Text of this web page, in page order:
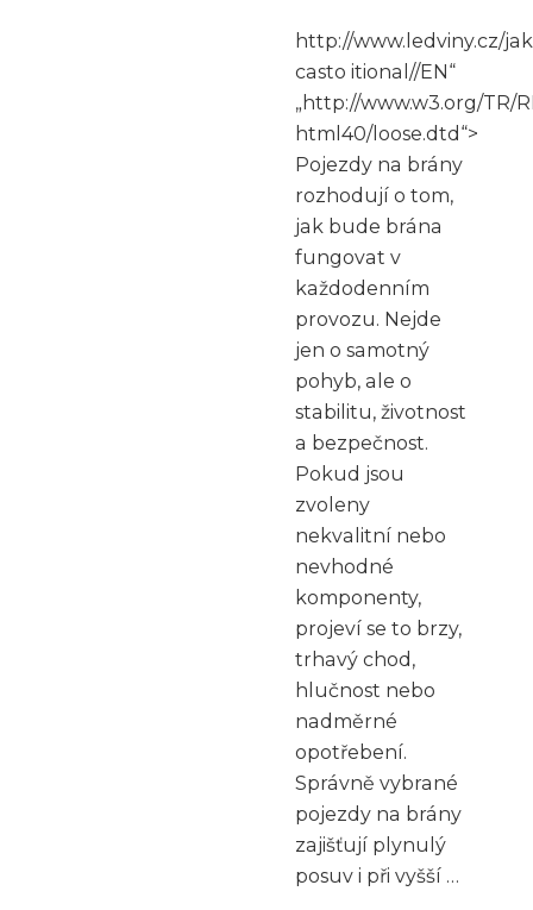
http://www.ledviny.cz/
casto itional//EN“
„http://www.w3.org/TR/
html40/loose.dtd“>
Pojezdy na brány
rozhodují o tom,
jak bude brána
fungovat v
každodenním
provozu. Nejde
jen o samotný
pohyb, ale o
stabilitu, životnost
a bezpečnost.
Pokud jsou
zvoleny
nekvalitní nebo
nevhodné
komponenty,
projeví se to brzy,
trhavý chod,
hlučnost nebo
nadměrné
opotřebení.
Správně vybrané
pojezdy na brány
zajišťují plynulý
posuv i při vyšší …